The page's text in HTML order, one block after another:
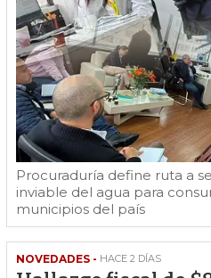
Procuraduría define ruta a
inviable del agua para
municipios del país
NOVEDADES - HACE 2 DÍAS